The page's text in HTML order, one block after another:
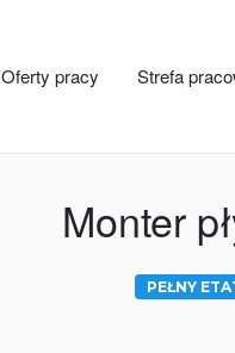
Oferty pracy Strefa
Monter
PEŁNY